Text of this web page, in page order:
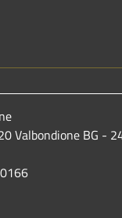
Valbondione BG -